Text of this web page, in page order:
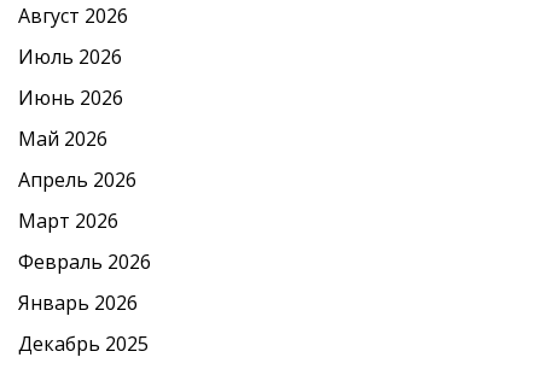
Август 2026
Июль 2026
Июнь 2026
Май 2026
Апрель 2026
Март 2026
Февраль 2026
Январь 2026
Декабрь 2025